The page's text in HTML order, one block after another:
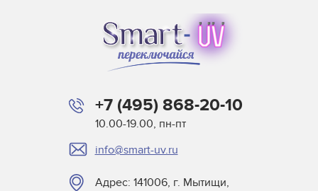
+7 (495) 868-20-10
10.00-19.00, пн-пт
info@smart-uv.ru
Адрес: 141006, г. Мытищи,